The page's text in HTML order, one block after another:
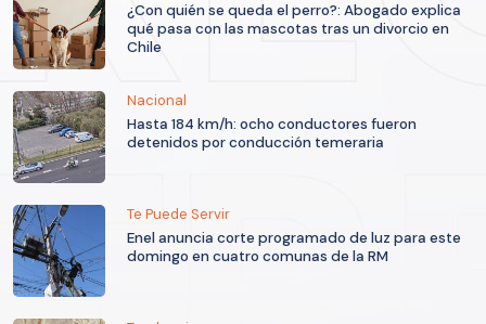
¿Con quién se queda el perro?: Abogado explica
qué pasa con las mascotas tras un divorcio en
Chile
Nacional
Hasta 184 km/h: ocho conductores fueron
detenidos por conducción temeraria
Te Puede Servir
Enel anuncia corte programado de luz para este
domingo en cuatro comunas de la RM